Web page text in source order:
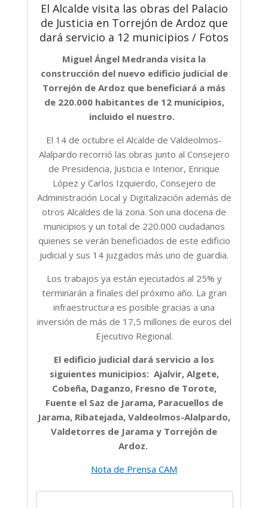
El Alcalde visita las obras del Palacio
de Justicia en Torrejón de Ardoz que
dará servicio a 12 municipios / Fotos
Miguel Ángel Medranda visita la
construcción del nuevo edificio judicial de
Torrejón de Ardoz que beneficiará a más
de 220.000 habitantes de 12 municipios,
incluido el nuestro.
El 14 de octubre el Alcalde de Valdeolmos-
Alalpardo recorrió las obras junto al Consejero
de Presidencia, Justicia e Interior, Enrique
López y Carlos Izquierdo, Consejero de
Administración Local y Digitalización además de
otros Alcaldes de la zona. Son una docena de
municipios y un total de 220.000 ciudadanos
quienes se verán beneficiados de este edificio
judicial y sus 14 juzgados más uno de guardia.
Los trabajos ya están ejecutados al 25% y
terminarán a finales del próximo año. La gran
infraestructura es posible gracias a una
inversión de más de 17,5 millones de euros del
Ejecutivo Regional.
El edificio judicial dará servicio a los
siguientes municipios: Ajalvir, Algete,
Cobeña, Daganzo, Fresno de Torote,
Fuente el Saz de Jarama, Paracuellos de
Jarama, Ribatejada, Valdeolmos-Alalpardo,
Valdetorres de Jarama y Torrejón de
Ardoz.
Nota de Prensa CAM